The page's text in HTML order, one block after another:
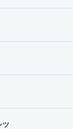
ツ